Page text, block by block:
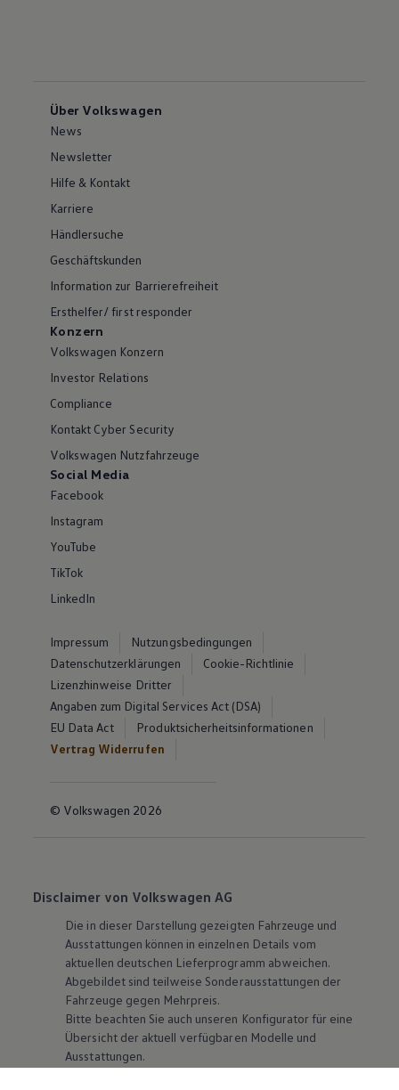
Über Volkswagen
News
Newsletter
Hilfe & Kontakt
Karriere
Händlersuche
Geschäftskunden
Information zur Barrierefreiheit
Ersthelfer/ first responder
Konzern
Volkswagen Konzern
Investor Relations
Compliance
Kontakt Cyber Security
Volkswagen Nutzfahrzeuge
Social Media
Facebook
Instagram
YouTube
TikTok
LinkedIn
Impressum
Nutzungsbedingungen
Datenschutzerklärungen
Cookie-Richtlinie
Lizenzhinweise Dritter
Angaben zum Digital Services Act (DSA)
EU Data Act
Produktsicherheitsinformationen
Vertrag Widerrufen
© Volkswagen 2026
Disclaimer von Volkswagen AG
Die in dieser Darstellung gezeigten Fahrzeuge und
Ausstattungen können in einzelnen Details vom
aktuellen deutschen Lieferprogramm abweichen.
Abgebildet sind teilweise Sonderausstattungen der
Fahrzeuge gegen Mehrpreis.
Bitte beachten Sie auch unseren Konfigurator für eine
Übersicht der aktuell verfügbaren Modelle und
Ausstattungen.